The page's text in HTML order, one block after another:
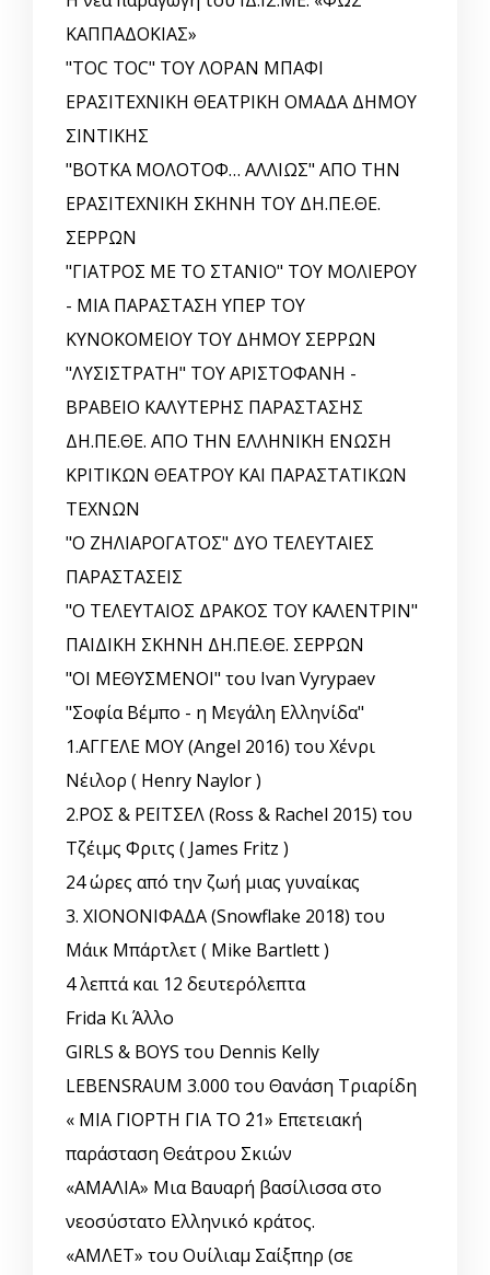
ΚΑΠΠΑΔΟΚΙΑΣ»
"TOC TOC" ΤΟΥ ΛΟΡΑΝ ΜΠΑΦΙ
ΕΡΑΣΙΤΕΧΝΙΚΗ ΘΕΑΤΡΙΚΗ ΟΜΑΔΑ ΔΗΜΟΥ
ΣΙΝΤΙΚΗΣ
"ΒΟΤΚΑ ΜΟΛΟΤΟΦ… ΑΛΛΙΩΣ" ΑΠΟ ΤΗΝ
ΕΡΑΣΙΤΕΧΝΙΚΗ ΣΚΗΝΗ ΤΟΥ ΔΗ.ΠΕ.ΘΕ.
ΣΕΡΡΩΝ
"ΓΙΑΤΡΟΣ ΜΕ ΤΟ ΣΤΑΝΙΟ" ΤΟΥ ΜΟΛΙΕΡΟΥ
- ΜΙΑ ΠΑΡΑΣΤΑΣΗ ΥΠΕΡ ΤΟΥ
ΚΥΝΟΚΟΜΕΙΟΥ ΤΟΥ ΔΗΜΟΥ ΣΕΡΡΩΝ
"ΛΥΣΙΣΤΡΑΤΗ" ΤΟΥ ΑΡΙΣΤΟΦΑΝΗ -
ΒΡΑΒΕΙΟ ΚΑΛΥΤΕΡΗΣ ΠΑΡΑΣΤΑΣΗΣ
ΔΗ.ΠΕ.ΘΕ. ΑΠΟ ΤΗΝ ΕΛΛΗΝΙΚΗ EΝΩΣΗ
ΚΡΙΤΙΚΩΝ ΘΕΑΤΡΟΥ ΚΑΙ ΠΑΡΑΣΤΑΤΙΚΩΝ
ΤΕΧΝΩΝ
"Ο ΖΗΛΙΑΡΟΓΑΤΟΣ" ΔΥΟ ΤΕΛΕΥΤΑΙΕΣ
ΠΑΡΑΣΤΑΣΕΙΣ
"Ο ΤΕΛΕΥΤΑΙΟΣ ΔΡΑΚΟΣ ΤΟΥ ΚΑΛΕΝΤΡΙΝ"
ΠΑΙΔΙΚΗ ΣΚΗΝΗ ΔΗ.ΠΕ.ΘΕ. ΣΕΡΡΩΝ
"ΟΙ ΜΕΘΥΣΜΕΝΟΙ" του Ivan Vyrypaev
"Σοφία Βέμπο - η Μεγάλη Ελληνίδα"
1.ΑΓΓΕΛΕ ΜΟΥ (Angel 2016) του Χένρι
Νέιλορ ( Henry Naylor )
2.ΡΟΣ & ΡΕΪΤΣΕΛ (Ross & Rachel 2015) του
Τζέιμς Φριτς ( James Fritz )
24 ώρες από την ζωή μιας γυναίκας
3. ΧΙΟΝΟΝΙΦΑΔΑ (Snowflake 2018) του
Μάικ Μπάρτλετ ( Mike Bartlett )
4 λεπτά και 12 δευτερόλεπτα
Frida Κι Άλλο
GIRLS & BOYS του Dennis Kelly
LEBENSRAUM 3.000 του Θανάση Τριαρίδη
« ΜΙΑ ΓΙΟΡΤΗ ΓΙΑ ΤΟ ΄21» Επετειακή
παράσταση Θεάτρου Σκιών
«ΑΜΑΛΙΑ» Μια Βαυαρή βασίλισσα στο
νεοσύστατο Ελληνικό κράτος.
«ΑΜΛΕΤ» του Ουίλιαμ Σαίξπηρ (σε